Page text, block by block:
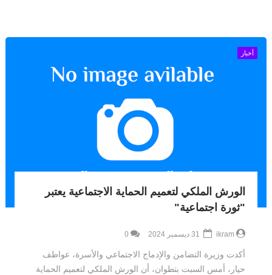
أخبار
الورش الملكي لتعميم الحماية الاجتماعية يعتبر
"ثورة اجتماعية"
ikram
0
أكدت وزيرة التضامن والإدماج الاجتماعي والأسرة، عواطف
حيار، أمس السبت بتطوان، أن الورش الملكي لتعميم الحماية